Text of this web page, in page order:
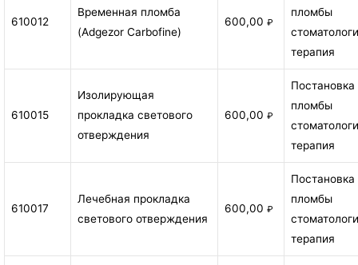
610012
Временная пломба
(Adgezor Carbofine)
600,00 ₽
пломбы
терапия
610015
Изолирующая
прокладка светового
отверждения
600,00 ₽
Постановка
пломбы
терапия
610017
Лечебная прокладка
светового отверждения
600,00 ₽
Постановка
пломбы
терапия